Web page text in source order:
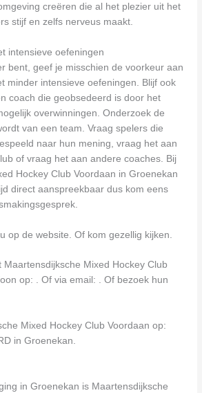
creëren die al het plezier uit het
stijf en zelfs nerveus maakt.
intensieve oefeningen
bent, geef je misschien de voorkeur aan
minder intensieve oefeningen. Blijf ook
coach die geobsedeerd is door het
overwinningen. Onderzoek de
van een team. Vraag spelers die
naar hun mening, vraag het aan
of vraag het aan andere coaches. Bij
Hockey Club Voordaan in Groenekan
direct aanspreekbaar dus kom eens
op de website. Of kom gezellig kijken.
Maartensdijksche Mixed Hockey Club
op: . Of via email: . Of bezoek hun
Mixed Hockey Club Voordaan op:
in Groenekan.
in Groenekan is Maartensdijksche